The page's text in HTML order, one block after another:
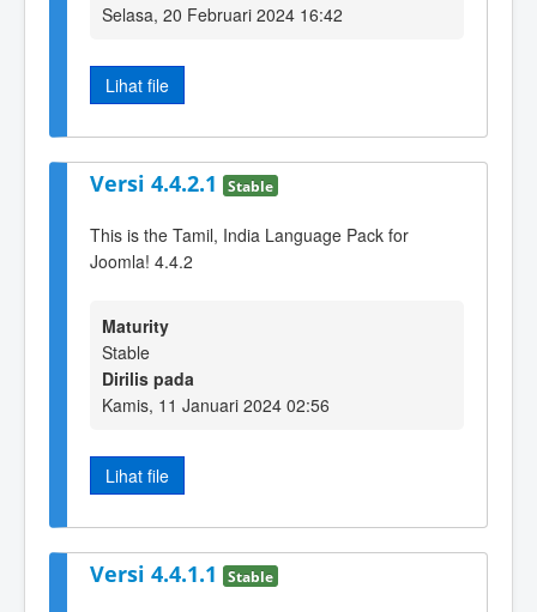
Selasa, 20 Februari 2024 16:42
Lihat file
Versi 4.4.2.1 Stable
This is the Tamil, India Language Pack for
Joomla! 4.4.2
Maturity
Stable
Dirilis pada
Kamis, 11 Januari 2024 02:56
Lihat file
Versi 4.4.1.1 Stable